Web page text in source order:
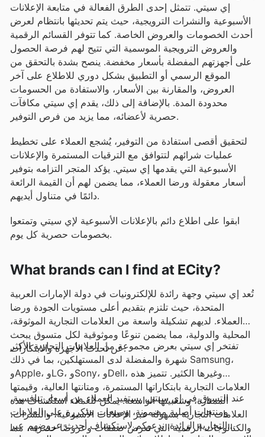
إي سيتي. تتمثل إحدى الطرق الفعالة في متابعة الإعلانات
الأسبوعية والنشرات الترويجية، حيث يتم تحديثها بانتظام لعرض
أحدث الخصومات والعروض الخاصة. كما تتوفر القسائم الرقمية
والعروض الترويجية الموسمية التي تتيح لهم فرصة الحصول
على أجهزتهم المفضلة بأسعار مخفضة. ينصح بشدة بالتحقق من
الموقع الرسمي أو التطبيق بشكل دوري للاطلاع على آخر
العروض، والمقارنة بين الأسعار، والاستفادة من الحسومات
محدودة المدة. بالإضافة إلى ذلك، يقدم إي سيتي مكافآت
حصرية لأعضائه، مما يزيد من فرص التوفير.
لتحقيق أقصى استفادة من التوفير، يُشجع العملاء على تخطيط
عمليات شرائهم لتتوافق مع الترقيات المستمرة والإعلانات
الأسبوعية التي يقدمها إي سيتي. يؤكد المتجر التزامه بتوفير
أسعار معقولة ورضا العملاء، مما يضمن لهم أن القيمة الرائعة
دائمًا في متناول أيديهم.
ابقوا على اطلاع دائم بالإعلانات الأسبوعية لإي سيتي وتمتعوا
بخصومات حصرية كل يوم.
What brands can I find at ECity?
تُعد إي سيتي وجهة رائدة للإلكترونيات في دولة الإمارات العربية
المتحدة، حيث تلتزم بتقديم أعلى مستويات الجودة ورضا
العملاء. لديهم تشكيلة واسعة من العلامات التجارية الموثوقة،
المحلية والدولية، مما يضمن تنوعًا وموثوقية لكل متسوق يبحث
عن أحدث الأجهزة والابتكارات.
تفتخر إي سيتي بعرض مجموعة من العلامات التجارية الأكثر
شهرة والمفضلة لدى المستهلكين، بما في ذلك Samsung،
وApple، وLG، وSony، وDell، وغيرها الكثير. تتميز هذه
العلامات التجارية بابتكاراتها المستمرة، ومتانتها العالية، وقيمتها
الممتازة، وشعبيتها الواسعة. يمكن للعملاء استكشاف هذه
العلامات التجارية بسهولة عبر الإعلانات الأسبوعية، والنشرات،
والكتالوجات الرقمية التي تعرض صفقات وعروضًا حصرية، مما
عند التسوق في إي سيتي، يستفيد العملاء من أسعار تنافسية،
ومنتجات أصلية مضمونة، ومبيعات متكررة على العلامات
التجارية الرائدة. ندعوكم لاستكشاف أحدث عروضهم عبر